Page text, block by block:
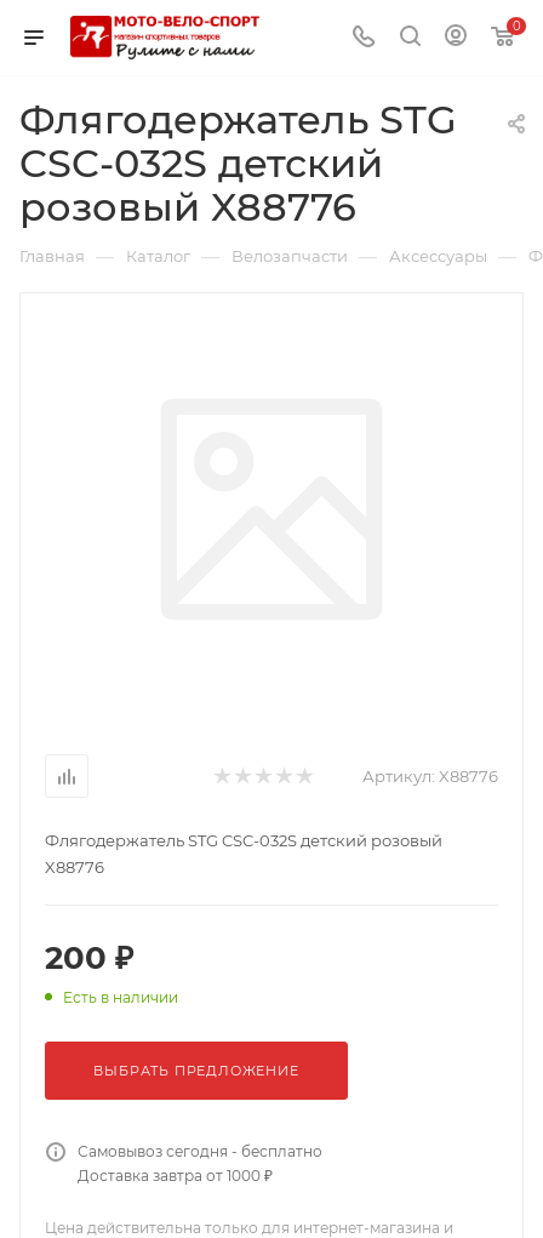
0
Флягодержатель STG
CSC-032S детский
розовый X88776
Главная — Каталог — Велозапчасти — Аксессуары —
Артикул: X88776
Флягодержатель STG CSC-032S детский розовый
X88776
200 ₽
Есть в наличии
ВЫБРАТЬ ПРЕДЛОЖЕНИЕ
Самовывоз сегодня - бесплатно
Доставка завтра от 1000 ₽
Цена действительна только для интернет-магазина и